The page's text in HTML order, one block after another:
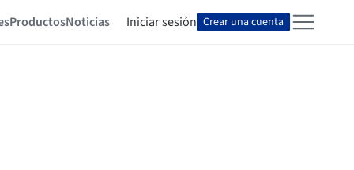
ProductosNoticias Iniciar sesión Crear una cuenta